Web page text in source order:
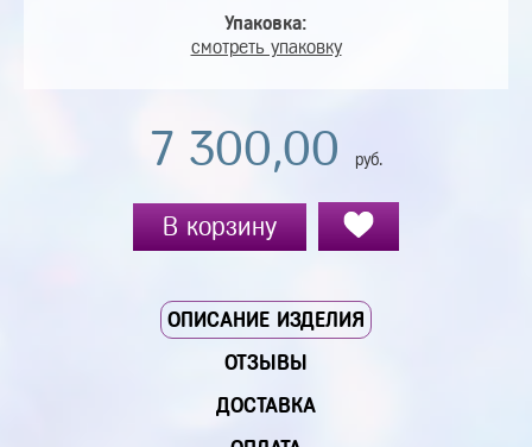
Упаковка:
смотреть упаковку
7 300,00 руб.
В корзину
ОПИСАНИЕ ИЗДЕЛИЯ
ОТЗЫВЫ
ДОСТАВКА